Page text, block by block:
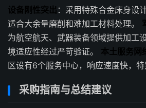
设备刚性突出 ：采用特殊合金床身设
适合大余量磨削和难加工材料处理。
为航空航天、武器装备领域提供加工
境适应性经过严苛验证。 本土服务网
区设有6个服务中心，响应速度快，特
采购指南与总结建议